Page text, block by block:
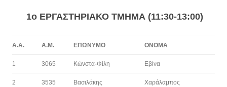
1ο ΕΡΓΑΣΤΗΡΙΑΚΟ ΤΜΗΜΑ (11:30-13:00)
Α.Α. Α.Μ. ΕΠΩΝΥΜΟ ΟΝΟΜΑ
1 3065 Κώνστα-Φίλη Εβίνα
2 3535 Βασιλάκης Χαράλαμπος